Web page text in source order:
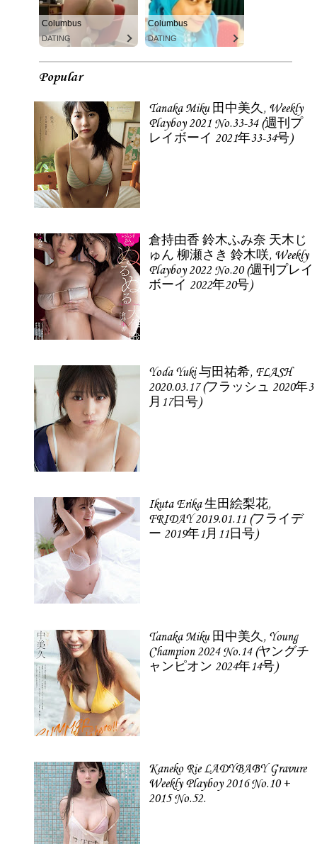
Columbus
DATING
Columbus
DATING
Popular
Tanaka Miku 田中美久, Weekly
Playboy 2021 No.33-34 (週刊プ
レイボーイ 2021年33-34号)
倉持由香 鈴木ふみ奈 天木じ
ゅん 柳瀬さき 鈴木咲, Weekly
Playboy 2022 No.20 (週刊プレイ
ボーイ 2022年20号)
Yoda Yuki 与田祐希, FLASH
2020.03.17 (フラッシュ 2020年3
月17日号)
Ikuta Erika 生田絵梨花,
FRIDAY 2019.01.11 (フライデ
ー 2019年1月11日号)
Tanaka Miku 田中美久, Young
Champion 2024 No.14 (ヤングチ
ャンピオン 2024年14号)
Kaneko Rie LADYBABY Gravure
Weekly Playboy 2016 No.10 +
2015 No.52.